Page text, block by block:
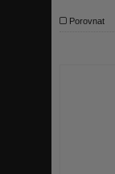
Porovnat